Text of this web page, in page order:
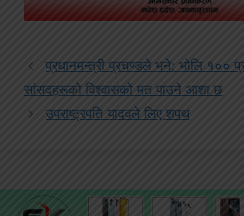
प्रधानमन्त्री प्रचण्डले भने: भोलि १००
सांसदहरूको विश्वासको मत पाउने आशा छ
उपराष्ट्रपति यादवले लिए शपथ